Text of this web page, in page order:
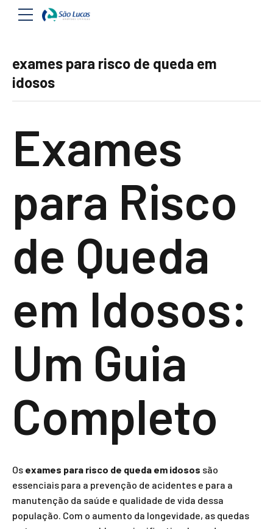
exames para risco de queda em
idosos
Exames
para Risco
de Queda
em Idosos:
Um Guia
Completo
Os exames para risco de queda em idosos são
essenciais para a prevenção de acidentes e para a
manutenção da saúde e qualidade de vida dessa
população. Com o aumento da longevidade, as quedas